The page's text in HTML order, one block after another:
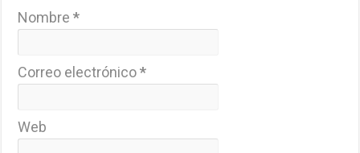
Nombre*
Correo electrónico*
Web